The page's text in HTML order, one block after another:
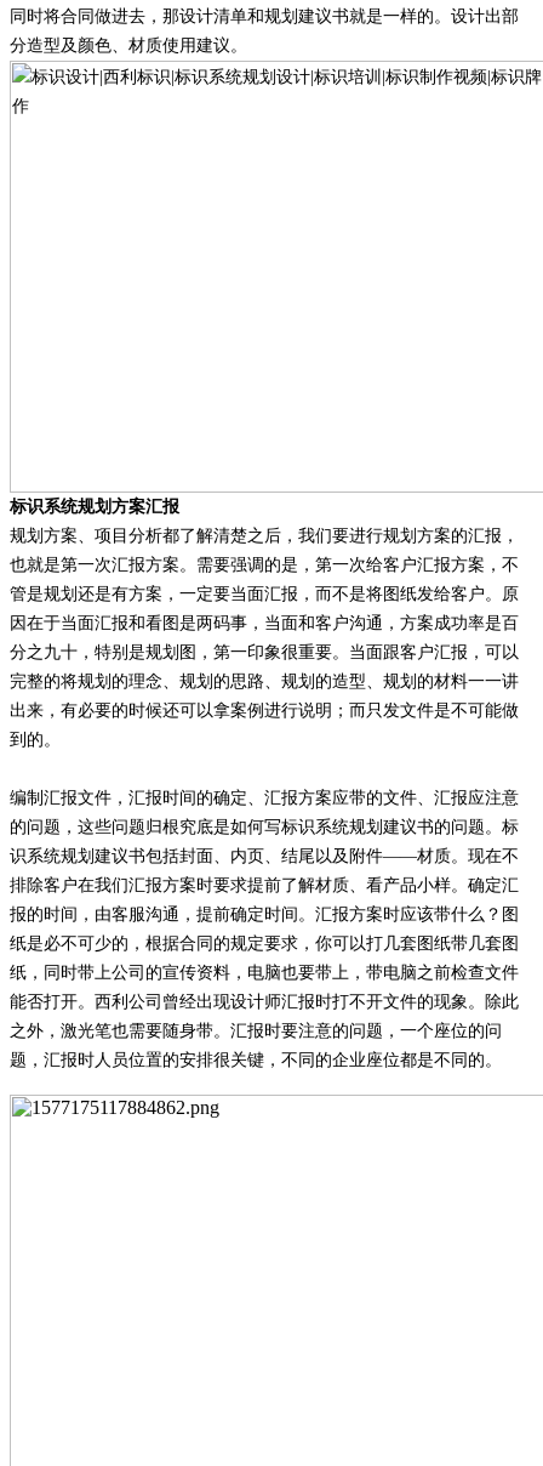
同时将合同做进去，那设计清单和规划建议书就是一样的。设计出部
分造型及颜色、材质使用建议。
标识系统规划方案汇报
规划方案、项目分析都了解清楚之后，我们要进行规划方案的汇报，
也就是第一次汇报方案。需要强调的是，第一次给客户汇报方案，不
管是规划还是有方案，一定要当面汇报，而不是将图纸发给客户。原
因在于当面汇报和看图是两码事，当面和客户沟通，方案成功率是百
分之九十，特别是规划图，第一印象很重要。当面跟客户汇报，可以
完整的将规划的理念、规划的思路、规划的造型、规划的材料一一讲
出来，有必要的时候还可以拿案例进行说明；而只发文件是不可能做
到的。
编制汇报文件，汇报时间的确定、汇报方案应带的文件、汇报应注意
的问题，这些问题归根究底是如何写标识系统规划建议书的问题。标
识系统规划建议书包括封面、内页、结尾以及附件——材质。现在不
排除客户在我们汇报方案时要求提前了解材质、看产品小样。确定汇
报的时间，由客服沟通，提前确定时间。汇报方案时应该带什么？图
纸是必不可少的，根据合同的规定要求，你可以打几套图纸带几套图
纸，同时带上公司的宣传资料，电脑也要带上，带电脑之前检查文件
能否打开。西利公司曾经出现设计师汇报时打不开文件的现象。除此
之外，激光笔也需要随身带。汇报时要注意的问题，一个座位的问
题，汇报时人员位置的安排很关键，不同的企业座位都是不同的。